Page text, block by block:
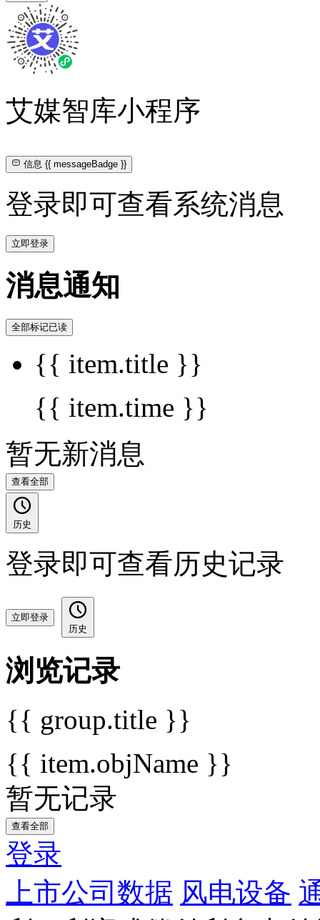
艾媒智库小程序
信息{{ messageBadge }}
登录即可查看系统消息
立即登录
消息通知
全部标记已读
{{ item.title }}
{{ item.time }}
暂无新消息
查看全部
历史
登录即可查看历史记录
立即登录
历史
浏览记录
{{ group.title }}
{{ item.objName }}
暂无记录
查看全部
登录
上市公司数据 风电设备